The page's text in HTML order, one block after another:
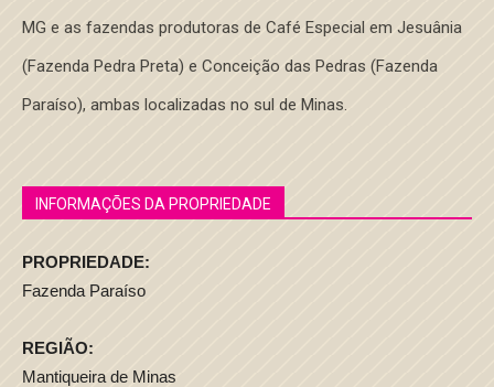
MG e as fazendas produtoras de Café Especial em Jesuânia
(Fazenda Pedra Preta) e Conceição das Pedras (Fazenda
Paraíso), ambas localizadas no sul de Minas.
INFORMAÇÕES DA PROPRIEDADE
PROPRIEDADE:
Fazenda Paraíso
REGIÃO:
Mantiqueira de Minas